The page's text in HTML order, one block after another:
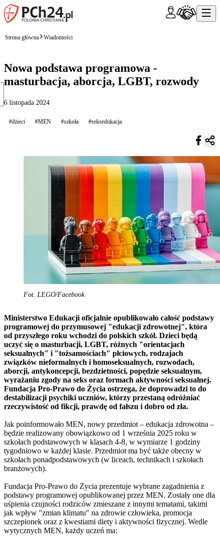
Strona główna Wiadomości
Nowa podstawa programowa -
masturbacja, aborcja, LGBT, rozwody
6 listopada 2024
#dzieci #MEN #szkoła #seksedukacja
Fot. LEGO/Facebook
Ministerstwo Edukacji oficjalnie opublikowało całość podstawy
programowej do przymusowej "edukacji zdrowotnej", która
od przyszłego roku wchodzi do polskich szkół. Dzieci będą
uczyć się o masturbacji, LGBT, różnych "orientacjach
seksualnych" i "tożsamościach" płciowych, rodzajach
związków nieformalnych i homoseksualnych, rozwodach,
aborcji, antykoncepcji, bezdzietności, popędzie seksualnym,
wyrażaniu zgody na seks oraz formach aktywności seksualnej.
Fundacja Pro-Prawo do Życia ostrzega, że doprowadzi to do
destabilizacji psychiki uczniów, którzy przestaną odróżniać
rzeczywistość od fikcji, prawdę od fałszu i dobro od zła.
Jak poinformowało MEN, nowy przedmiot – edukacja zdrowotna –
będzie realizowany obowiązkowo od 1 września 2025 roku w
szkołach podstawowych w klasach 4-8, w wymiarze 1 godziny
tygodniowo w każdej klasie. Przedmiot ma być także obecny w
szkołach ponadpodstawowych (w liceach, technikach i szkołach
branżowych).
Fundacja Pro-Prawo do Życia prezentuje wybrane zagadnienia z
podstawy programowej opublikowanej przez MEN. Zostały one dla
uśpienia czujności rodziców zmieszane z innymi tematami, takimi
jak wpływ "zmian klimatu" na zdrowie człowieka, promocja
szczepionek oraz z kwestiami diety i aktywności fizycznej. Wedle
wytycznych MEN, każdy uczeń ma: